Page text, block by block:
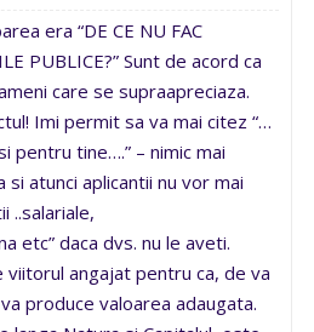
era “DE CE NU FAC
PUBLICE?” Sunt de acord ca
care se supraapreciaza.
Imi permit sa va mai citez “…
pentru tine….” – nimic mai
atunci aplicantii nu vor mai
..salariale,
etc” daca dvs. nu le aveti.
angajat pentru ca, de va
produce valoarea adaugata.